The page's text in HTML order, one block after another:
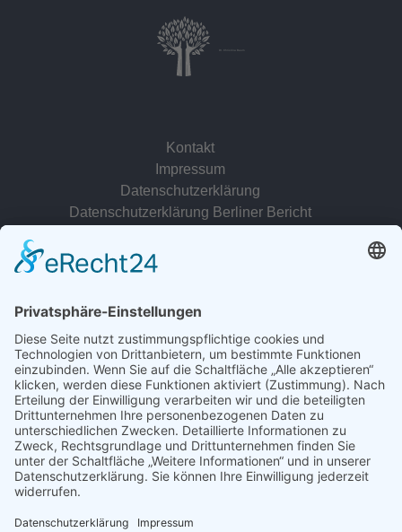
Dr. Christina Baum
Kontakt
Impressum
Datenschutzerklärung
Datenschutzerklärung Berliner Bericht
© 2022 - 2026 Dr. Christina Baum. Alle Rechte vorbehalten.